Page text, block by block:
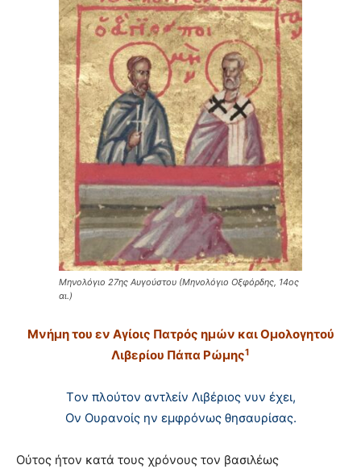
Μηνολόγιο 27ης Αυγούστου (Μηνολόγιο Οξφόρδης, 14ος
αι.)
Mνήμη του εν Aγίοις Πατρός ημών και Oμολογητού
Λιβερίου Πάπα Pώμης1
Tον πλούτον αντλείν Λιβέριος νυν έχει,
Oν Oυρανοίς ην εμφρόνως θησαυρίσας.
Oύτος ήτον κατά τους χρόνους τον βασιλέως